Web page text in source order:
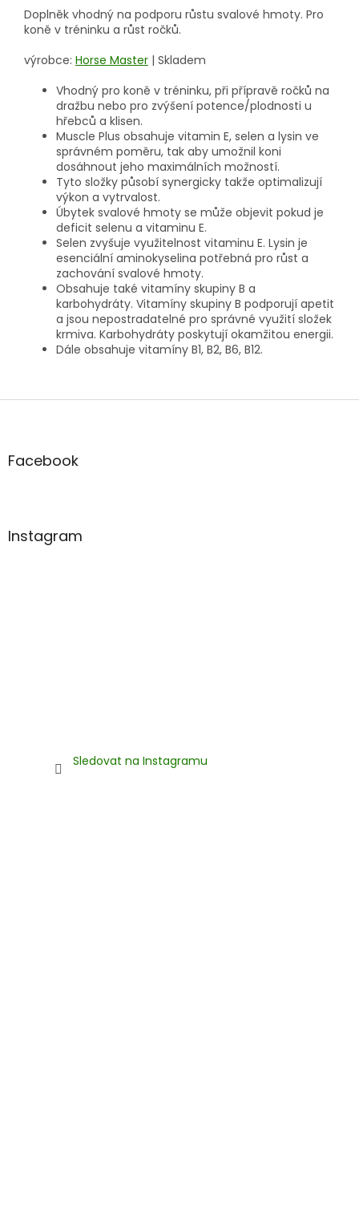
Doplněk vhodný na podporu růstu svalové hmoty. Pro
koně v tréninku a růst ročků.
výrobce: Horse Master | Skladem
Vhodný pro koně v tréninku, při přípravě ročků na
dražbu nebo pro zvýšení potence/plodnosti u
hřebců a klisen.
Muscle Plus obsahuje vitamin E, selen a lysin ve
správném poměru, tak aby umožnil koni
dosáhnout jeho maximálních možností.
Tyto složky působí synergicky takže optimalizují
výkon a vytrvalost.
Úbytek svalové hmoty se může objevit pokud je
deficit selenu a vitaminu E.
Selen zvyšuje využitelnost vitaminu E. Lysin je
esenciální aminokyselina potřebná pro růst a
zachování svalové hmoty.
Obsahuje také vitamíny skupiny B a
karbohydráty. Vitamíny skupiny B podporují apetit
a jsou nepostradatelné pro správné využití složek
krmiva. Karbohydráty poskytují okamžitou energii.
Dále obsahuje vitamíny B1, B2, B6, B12.
Z
aFacebook
Instagram
Sledovat na Instagramu